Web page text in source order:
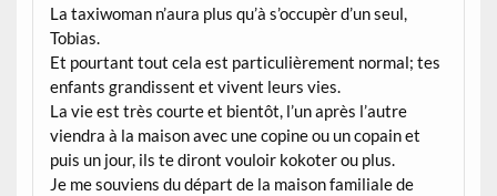
La taxiwoman n’aura plus qu’à s’occupèr d’un seul,
Tobias.
Et pourtant tout cela est particulièrement normal; tes
enfants grandissent et vivent leurs vies.
La vie est très courte et bientôt, l’un après l’autre
viendra à la maison avec une copine ou un copain et
puis un jour, ils te diront vouloir kokoter ou plus.
Je me souviens du départ de la maison familiale de